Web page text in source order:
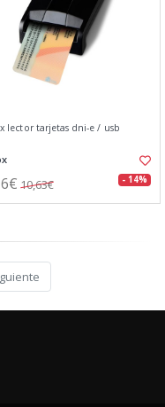
lector tarjetas dni-e / usb
10,63€ - 14%